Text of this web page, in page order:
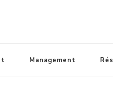
Management